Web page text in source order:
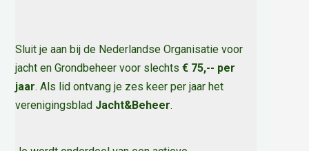
Sluit je aan bij de Nederlandse Organisatie voor
jacht en Grondbeheer voor slechts€ 75,-- per
jaar. Als lid ontvang je zes keer per jaar het
verenigingsblad Jacht&Beheer.